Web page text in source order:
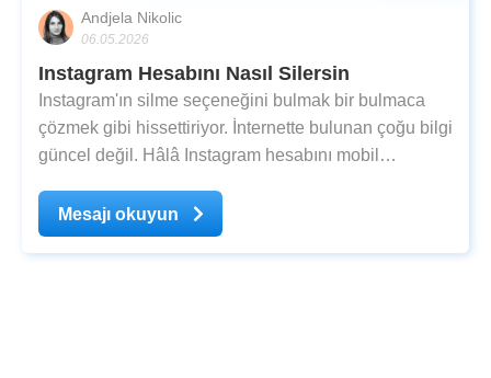
Andjela Nikolic
06.05.2026
Instagram Hesabını Nasıl Silersin
Instagram'ın silme seçeneğini bulmak bir bulmaca
çözmek gibi hissettiriyor. İnternette bulunan çoğu bilgi
güncel değil. Hâlâ Instagram hesabını mobil
de var. Aslında kolayca bulunabilecek bilgiler için
Mesajı okuyun